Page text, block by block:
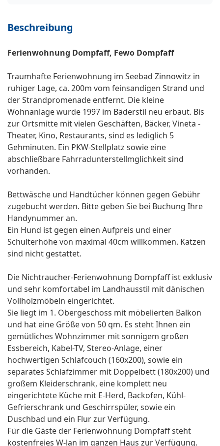
Beschreibung
Ferienwohnung Dompfaff, Fewo Dompfaff
Traumhafte Ferienwohnung im Seebad Zinnowitz in
ruhiger Lage, ca. 200m vom feinsandigen Strand und
der Strandpromenade entfernt. Die kleine
Wohnanlage wurde 1997 im Bäderstil neu erbaut. Bis
zur Ortsmitte mit vielen Geschäften, Bäcker, Vineta -
Theater, Kino, Restaurants, sind es lediglich 5
Gehminuten. Ein PKW-Stellplatz sowie eine
abschließbare Fahrradunterstellmglichkeit sind
vorhanden.
Bettwäsche und Handtücher können gegen Gebühr
zugebucht werden. Bitte geben Sie bei Buchung Ihre
Handynummer an.
Ein Hund ist gegen einen Aufpreis und einer
Schulterhöhe von maximal 40cm willkommen. Katzen
sind nicht gestattet.
Die Nichtraucher-Ferienwohnung Dompfaff ist exklusiv
und sehr komfortabel im Landhausstil mit dänischen
Vollholzmöbeln eingerichtet.
Sie liegt im 1. Obergeschoss mit möbelierten Balkon
und hat eine Größe von 50 qm. Es steht Ihnen ein
gemütliches Wohnzimmer mit sonnigem großen
Essbereich, Kabel-TV, Stereo-Anlage, einer
hochwertigen Schlafcouch (160x200), sowie ein
separates Schlafzimmer mit Doppelbett (180x200) und
großem Kleiderschrank, eine komplett neu
eingerichtete Küche mit E-Herd, Backofen, Kühl-
Gefrierschrank und Geschirrspüler, sowie ein
Duschbad und ein Flur zur Verfügung.
Für die Gäste der Ferienwohnung Dompfaff steht
kostenfreies W-lan im ganzen Haus zur Verfügung.